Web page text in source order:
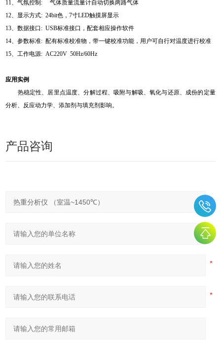
11、气氛控制: 气体质量流量计自动切换两路气体
12、显示方式: 24bit色，7寸LED触摸屏显示
13、数据接口: USB标准接口，配套相应操作软件
14、参数标准: 配有标准校准物，带一键校准功能，用户可自行对温度进行校准
15、工作电源: AC220V 50Hz/60Hz
应用实例
热稳定性、居里点温度、分解过程、吸附与解吸、氧化与还原、成份的定量
分析、反应动力学、添加剂与填充剂影响。
产品咨询